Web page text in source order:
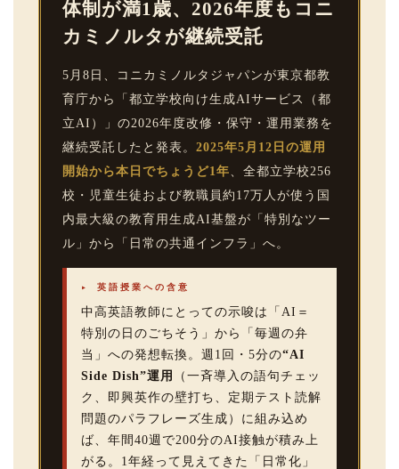
体制が満1歳、2026年度もコニ
カミノルタが継続受託
5月8日、コニカミノルタジャパンが東京都教
育庁から「都立学校向け生成AIサービス（都
立AI）」の2026年度改修・保守・運用業務を
継続受託したと発表。 2025年5月12日の運用
開始から本日でちょうど1年、全都立学校256
校・児童生徒および教職員約17万人が使う国
内最大級の教育用生成AI基盤が「特別なツー
ル」から「日常の共通インフラ」へ。
▸ 英語授業への含意
中高英語教師にとっての示唆は「AI＝
特別の日のごちそう」から「毎週の弁
当」への発想転換。週1回・5分の“AI
Side Dish”運用
（一斉導入の語句チェッ
ク、即興英作の壁打ち、定期テスト読解
問題のパラフレーズ生成）に組み込め
ば、年間40週で200分のAI接触が積み上
がる。1年経って見えてきた「日常化」